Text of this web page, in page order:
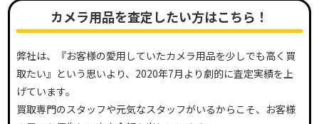
カメラ用品を査定したい方はこちら！
弊社は、『お客様の愛用していたカメラ用品を少しでも高く買
取たい』という思いより、2020年7月より劇的に査定実績を上
げています。
買取専門のスタッフや元気なスタッフがいるからこそ、お客様